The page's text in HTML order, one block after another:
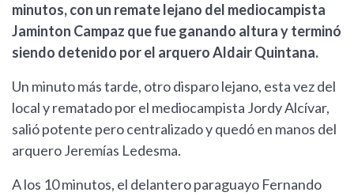
minutos, con un remate lejano del mediocampista
Jaminton Campaz que fue ganando altura y terminó
siendo detenido por el arquero Aldair Quintana.
Un minuto más tarde, otro disparo lejano, esta vez del
local y rematado por el mediocampista Jordy Alcívar,
salió potente pero centralizado y quedó en manos del
arquero Jeremías Ledesma.
A los 10 minutos, el delantero paraguayo Fernando